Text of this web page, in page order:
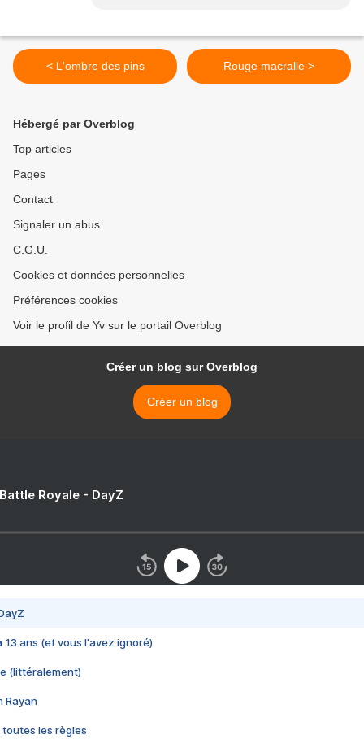
< L'ombre des pins Rouge macralle >
Hébergé par Overblog
Top articles
Pages
Contact
Signaler un abus
C.G.U.
Cookies et données personnelles
Préférences cookies
Voir le profil de Yv sur le portail Overblog
Créer un blog sur Overblog
Créer un blog
Royale - DayZ
13 ans (et vous l'avez ignoré)
(littéralement)
Rayan
toutes les règles